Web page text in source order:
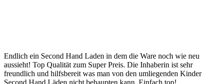
Endlich ein Second Hand Laden in dem die Ware noch wie neu
aussieht! Top Qualität zum Super Preis. Die Inhaberin ist sehr
freundlich und hilfsbereit was man von den umliegenden Kinder
Second Hand Läden nicht behaupten kann. Einfach top!